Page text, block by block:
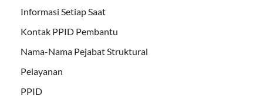
Informasi Setiap Saat
Kontak PPID Pembantu
Nama-Nama Pejabat Struktural
Pelayanan
PPID